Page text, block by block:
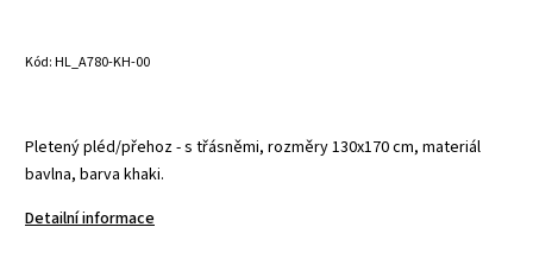
Kód:HL_A780-KH-00
Pletený pléd/přehoz - s třásněmi, rozměry 130x170 cm, materiál
bavlna, barva khaki.
Detailní informace